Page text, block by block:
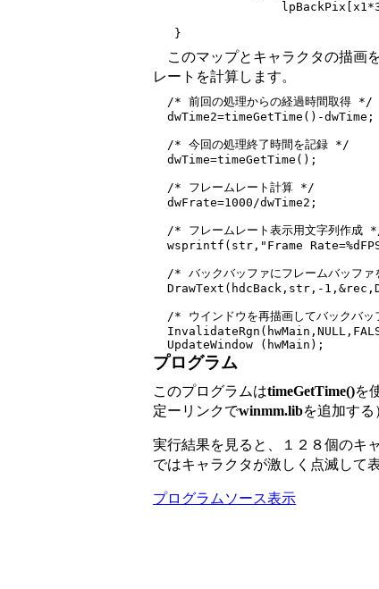
このマップとキャラクタの描画
レートを計算します。
  /* 前回の処理からの経過時間取得 */
  dwTime2=timeGetTime()-dwTime;
  /* 今回の処理終了時間を記録 */
  dwTime=timeGetTime();
  /* フレームレート計算 */
  dwFrate=1000/dwTime2;
/* フレームレート表示用文字列作成
wsprintf(str,"Frame
/* バックバッファにフレームバッファ
DrawText(hdcBack,str,-
/* ウインドウを再描画してバックバッ
プログラム
このプログラムはtimeGetTime()を
定ーリンクでwinmm.libを追加する
実行結果を見ると、１２８個のキ
ではキャラクタが激しく点滅して
プログラムソース表示